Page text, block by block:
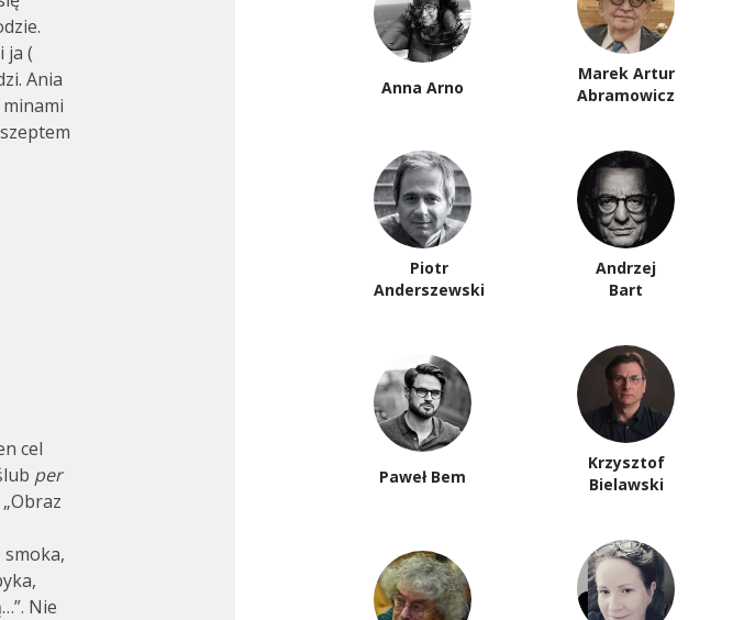
ja (
Ania
cel
per
Nie
Anna Arno
Marek Artur
Abramowicz
Piotr
Anderszewski
Andrzej
Bart
Paweł Bem
Krzysztof
Bielawski